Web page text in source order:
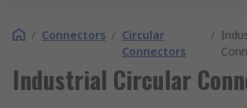
/ Connectors / Circular
Connectors
/
Industrial Circular